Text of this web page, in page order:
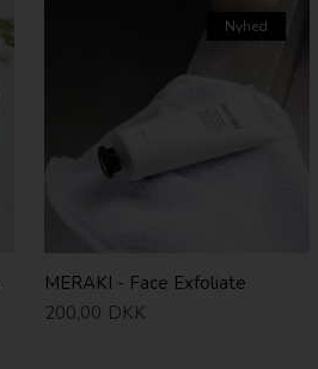
Nyhed
MERAKI - Face Exfoliate
200,00 DKK